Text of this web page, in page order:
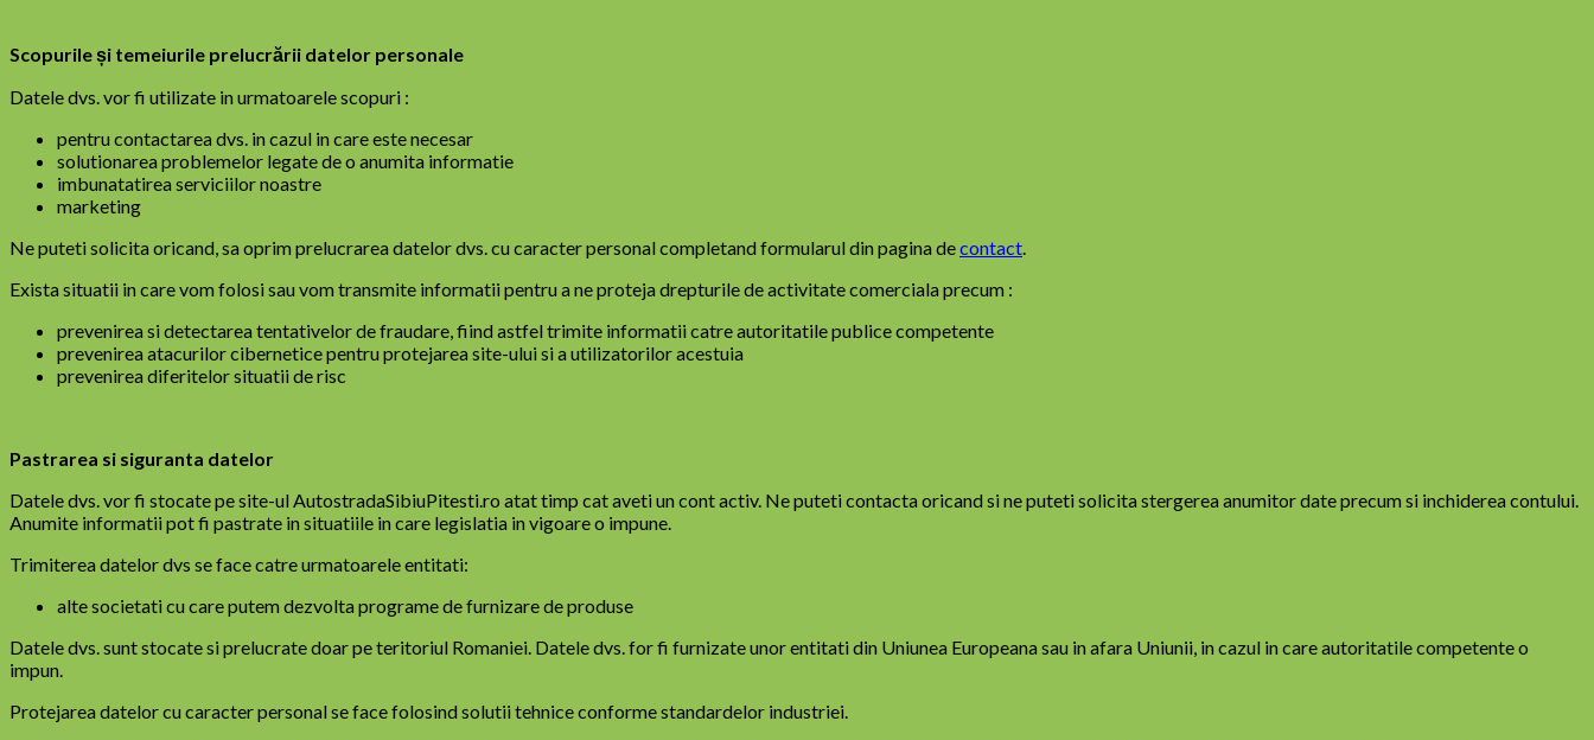
Scopurile și temeiurile prelucrării datelor personale
Datele dvs. vor fi utilizate in urmatoarele scopuri :
pentru contactarea dvs. in cazul in care este necesar
solutionarea problemelor legate de o anumita informatie
imbunatatirea serviciilor noastre
marketing
Ne puteti solicita oricand, sa oprim prelucrarea datelor dvs. cu caracter personal completand formularul din pagina decontact.
Exista situatii in care vom folosi sau vom transmite informatii pentru a ne proteja drepturile de activitate comerciala precum :
prevenirea si detectarea tentativelor de fraudare, fiind astfel trimite informatii catre autoritatile publice competente
prevenirea atacurilor cibernetice pentru protejarea site-ului si a utilizatorilor acestuia
prevenirea diferitelor situatii de risc
Pastrarea si siguranta datelor
Datele dvs. vor fi stocate pe site-ul AutostradaSibiuPitesti.ro atat timp cat aveti un cont activ. Ne puteti contacta oricand si ne puteti solicita stergerea anumitor date precum si inchiderea contului.
Anumite informatii pot fi pastrate in situatiile in care legislatia in vigoare o impune.
Trimiterea datelor dvs se face catre urmatoarele entitati:
alte societati cu care putem dezvolta programe de furnizare de produse
Datele dvs. sunt stocate si prelucrate doar pe teritoriul Romaniei. Datele dvs. for fi furnizate unor entitati din Uniunea Europeana sau in afara Uniunii, in cazul in care autoritatile competente o
impun.
Protejarea datelor cu caracter personal se face folosind solutii tehnice conforme standardelor industriei.